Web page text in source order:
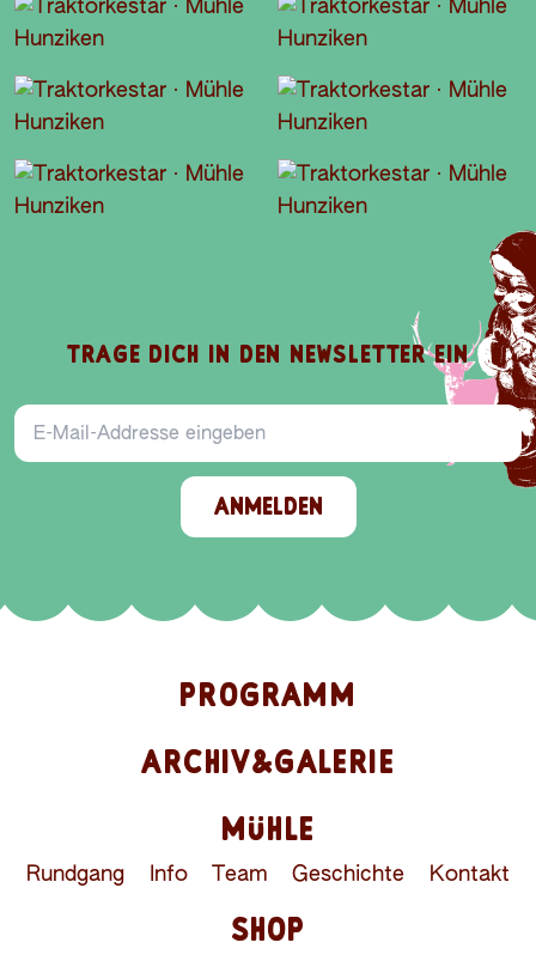
TRAGE DICH IN DEN NEWSLETTER EIN
E-Mail-Addresse
ANMELDEN
PROGRAMM
ARCHIV&GALERIE
MÜHLE
Rundgang Info Team Geschichte Kontakt
SHOP